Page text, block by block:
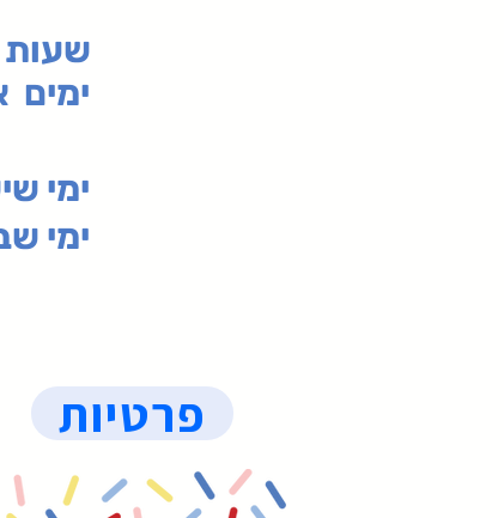
ימים א' -
ימי
ימי שבת 09:30-
פרטיות